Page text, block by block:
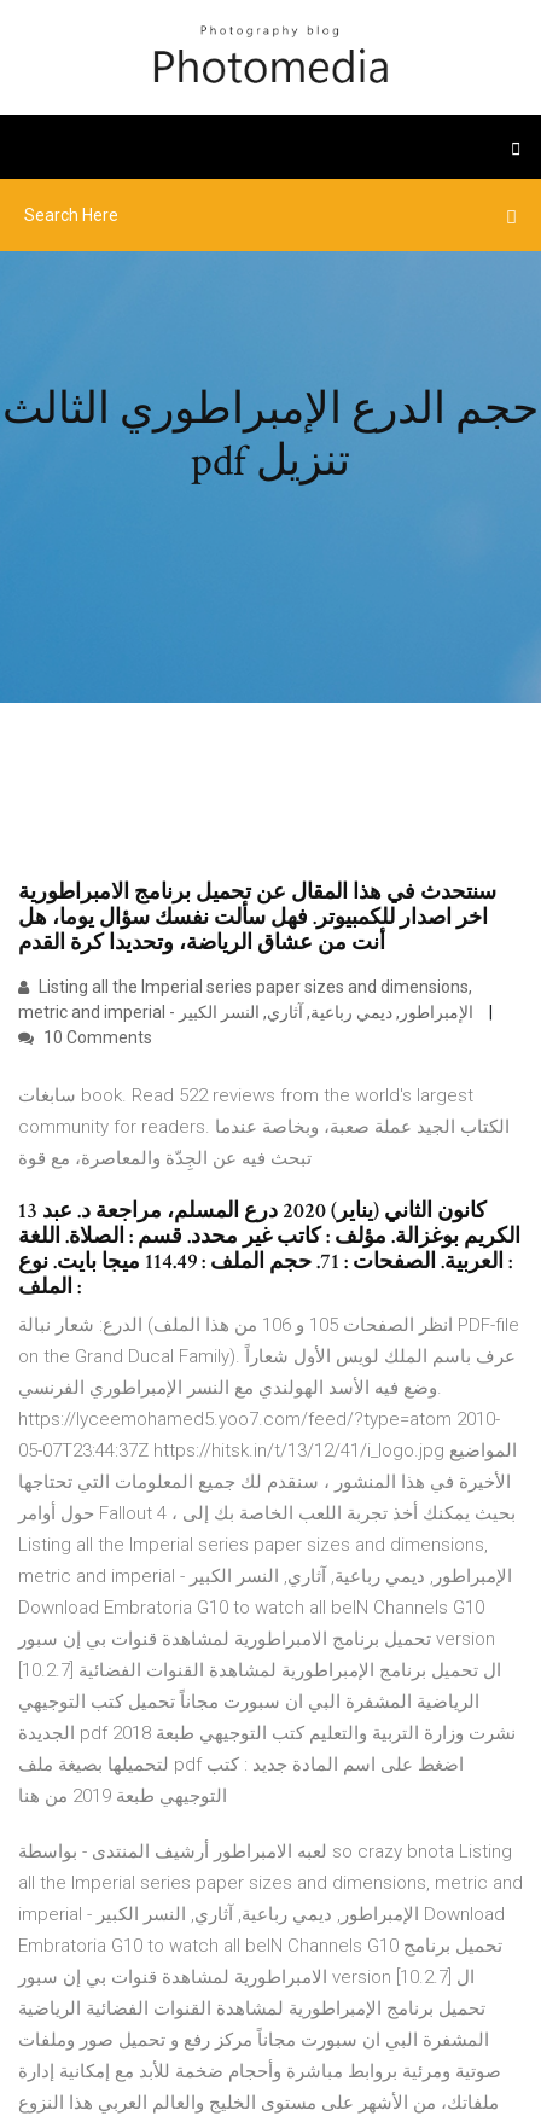
حجم الدرع الإمبراطوري الثالث
pdf تنزيل
سنتحدث في هذا المقال عن تحميل برنامج الامبراطورية
اخر اصدار للكمبيوتر. فهل سألت نفسك سؤال يوما، هل
أنت من عشاق الرياضة، وتحديدا كرة القدم
Listing all the Imperial series paper sizes and dimensions,
10 Comments
سابغات book. Read 522 reviews from the world's largest
community for readers. الكتاب الجيد عملة صعبة، وبخاصة عندما
تبحث فيه عن الجِدّة والمعاصرة، مع قوة
13 كانون الثاني (يناير) 2020 درع المسلم، مراجعة د. عبد
الكريم بوغزالة. مؤلف : كاتب غير محدد. قسم : الصلاة. اللغة
: العربية. الصفحات : 71. حجم الملف : 114.49 ميجا بايت. نوع
الملف :
الدرع: شعار نبالة (انظر الصفحات 105 و 106 من هذا الملف PDF-file
on the Grand Ducal Family). عرف باسم الملك لويس الأول شعاراً
وضع فيه الأسد الهولندي مع النسر الإمبراطوري الفرنسي.
https://lyceemohamed5.yoo7.com/feed/?type=atom 2010-
05-07T23:44:37Z https://hitsk.in/t/13/12/41/i_logo.jpg المواضيع
الأخيرة في هذا المنشور ، سنقدم لك جميع المعلومات التي تحتاجها
حول أوامر Fallout 4 ، بحيث يمكنك أخذ تجربة اللعب الخاصة بك إلى
Listing all the Imperial series paper sizes and dimensions,
metric and imperial - الإمبراطور, ديمي رباعية, آثاري, النسر الكبير
Download Embratoria G10 to watch all beIN Channels G10
تحميل برنامج الامبراطورية لمشاهدة قنوات بي إن سبور version
[10.2.7] ال تحميل برنامج الإمبراطورية لمشاهدة القنوات الفضائية
الرياضية المشفرة البي ان سبورت مجاناً تحميل كتب التوجيهي
الجديدة pdf نشرت وزارة التربية والتعليم كتب التوجيهي طبعة 2018
لتحميلها بصيغة ملف pdf اضغط على اسم المادة جديد : كتب
التوجيهي طبعة 2019 من هنا
لعبه الامبراطور أرشيف المنتدى - بواسطة so crazy bnota Listing
all the Imperial series paper sizes and dimensions, metric and
imperial - الإمبراطور, ديمي رباعية, آثاري, النسر الكبير Download
Embratoria G10 to watch all beIN Channels G10 تحميل برنامج
الامبراطورية لمشاهدة قنوات بي إن سبور version [10.2.7] ال
تحميل برنامج الإمبراطورية لمشاهدة القنوات الفضائية الرياضية
المشفرة البي ان سبورت مجاناً مركز رفع و تحميل صور وملفات
صوتية ومرئية بروابط مباشرة وأحجام ضخمة للأبد مع إمكانية إدارة
ملفاتك، من الأشهر على مستوى الخليج والعالم العربي هذا النزوع